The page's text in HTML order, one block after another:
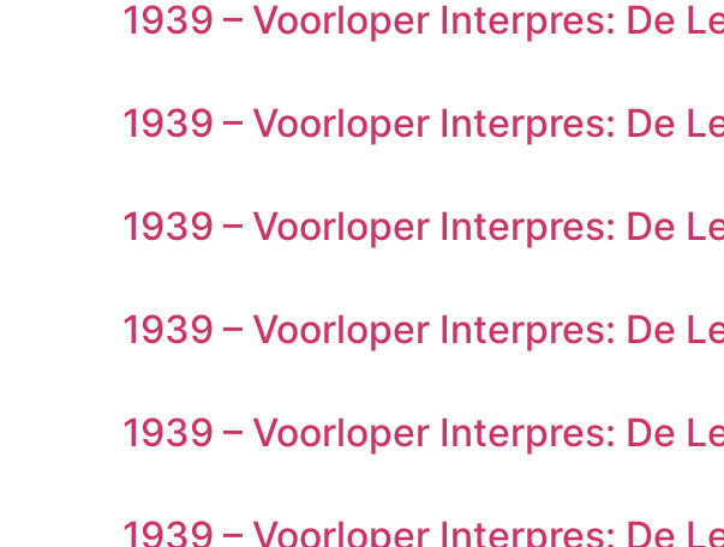
1939 – Voorloper Interpres: De
1939 – Voorloper Interpres: De
1939 – Voorloper Interpres: De
1939 – Voorloper Interpres: De
1939 – Voorloper Interpres: De
1939 – Voorloper Interpres: De